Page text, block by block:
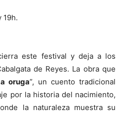
este festival y deja a los
de Reyes. La obra que
oruga”, un cuento tradicional
por la historia del nacimiento,
la naturaleza muestra su